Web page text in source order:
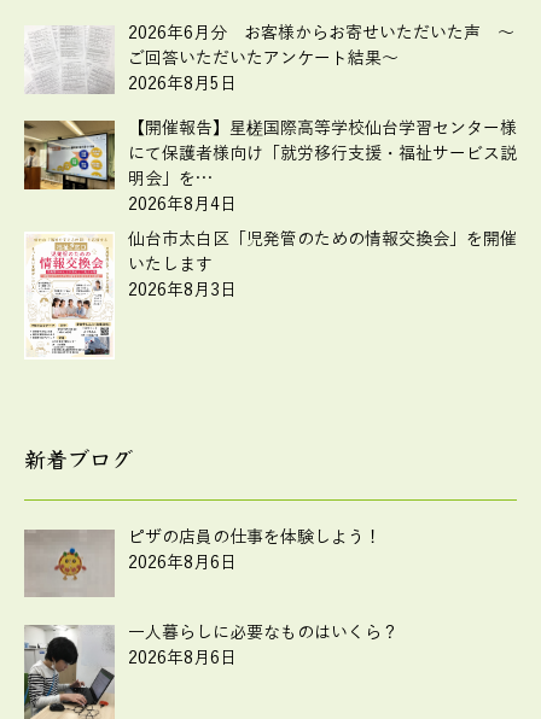
2026年6月分 お客様からお寄せいただいた声 ～
ご回答いただいたアンケート結果～
2026年8月5日
【開催報告】星槎国際高等学校仙台学習センター様
にて保護者様向け「就労移行支援・福祉サービス説
明会」を…
2026年8月4日
仙台市太白区「児発管のための情報交換会」を開催
いたします
2026年8月3日
新着ブログ
ピザの店員の仕事を体験しよう！
2026年8月6日
一人暮らしに必要なものはいくら？
2026年8月6日